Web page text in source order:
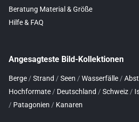
Beratung Material & Größe
Hilfe & FAQ
Angesagteste Bild-Kollektionen
Berge / Strand / Seen / Wasserfälle /
Hochformate / Deutschland / Schweiz /
/ Patagonien / Kanaren